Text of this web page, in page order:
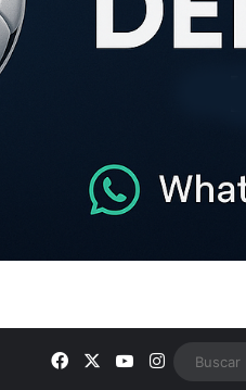
FacebookYouTube
Instagram